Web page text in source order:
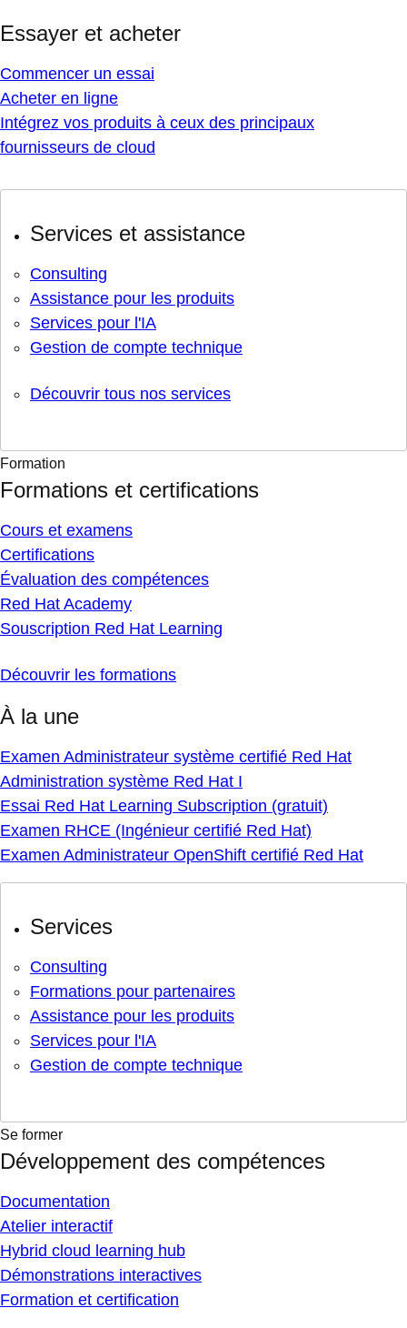
Essayer et acheter
Commencer un essai
Acheter en ligne
Intégrez vos produits à ceux des principaux
fournisseurs de cloud
Services et assistance
Consulting
Assistance pour les produits
Services pour l'IA
Gestion de compte technique
Découvrir tous nos services
Formation
Formations et certifications
Cours et examens
Certifications
Évaluation des compétences
Red Hat Academy
Souscription Red Hat Learning
Découvrir les formations
À la une
Examen Administrateur système certifié Red Hat
Administration système Red Hat I
Essai Red Hat Learning Subscription (gratuit)
Examen RHCE (Ingénieur certifié Red Hat)
Examen Administrateur OpenShift certifié Red Hat
Services
Consulting
Formations pour partenaires
Assistance pour les produits
Services pour l'IA
Gestion de compte technique
Se former
Développement des compétences
Documentation
Atelier interactif
Hybrid cloud learning hub
Démonstrations interactives
Formation et certification